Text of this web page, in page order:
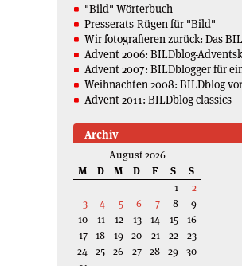
"Bild"-Wörterbuch
Presserats-Rügen für "Bild"
Wir fotografieren zurück: Das
Advent 2006: BILDblog-
Advent 2007: BILDblogger für
Weihnachten 2008: BILDblog
Advent 2011: BILDblog classics
Archiv
August 2026
M
D M D F S
S
1
2
3
4 5 6 7 8
9
10
11 12 13 14 15
16
17 18 19 20 21 22
23
24 25 26 27 28 29 30